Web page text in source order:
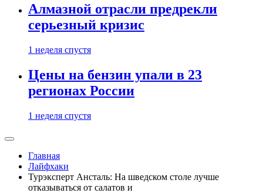
Алмазной отрасли предрекли
серьезный кризис
1 неделя спустя
Цены на бензин упали в 23
регионах России
1 неделя спустя
Главная
Лайфхаки
Турэксперт Ансталь: На шведском столе лучше
отказываться от салатов и